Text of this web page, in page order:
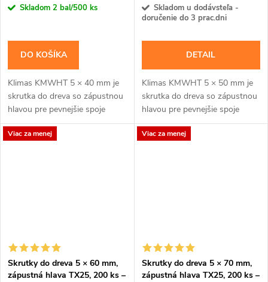
cena:Skladom 2 bal/500 ks
DO KOŠÍKA
Klimas KMWHT 5 × 40 mm je
skrutka do dreva so zápustnou
hlavou pre pevnejšie spoje
dosiek, lát a drevených
prvkov.Na montáž použite bit
cena:Skladom u dodávsteľa -
doručenie do 3 prac.dni
DETAIL
Klimas KMWHT 5 × 50 mm je
skrutka do dreva so zápustnou
hlavou pre pevnejšie spoje
dosiek, lát a drevených
prvkov.Na montáž použite bit
Viac za menej
Skrutky do dreva 5 × 60 mm,
zápustná hlava TX25, 200 ks –
Viac za menej
Skrutky do dreva 5 × 70 mm,
zápustná hlava TX25, 200 ks –